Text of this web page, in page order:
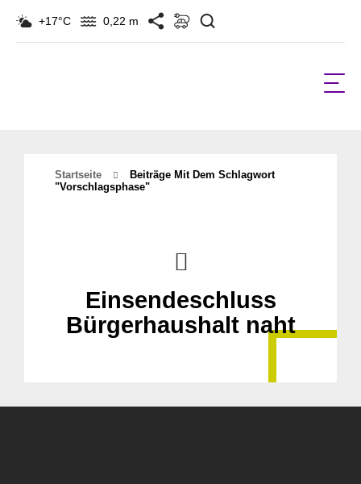
+17°C 0,22 m
Startseite
Beiträge Mit Dem Schlagwort
"Vorschlagsphase"
Einsendeschluss
Bürgerhaushalt naht